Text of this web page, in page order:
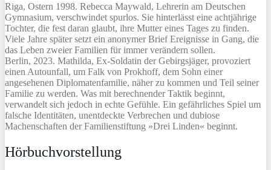
Riga, Ostern 1998. Rebecca Maywald, Lehrerin am Deutschen
Gymnasium, verschwindet spurlos. Sie hinterlässt eine achtjährige
Tochter, die fest daran glaubt, ihre Mutter eines Tages zu finden.
Viele Jahre später setzt ein anonymer Brief Ereignisse in Gang, die
das Leben zweier Familien für immer verändern sollen.
Berlin, 2023. Mathilda, Ex-Soldatin der Gebirgsjäger, provoziert
einen Autounfall, um Falk von Prokhoff, dem Sohn einer
angesehenen Diplomatenfamilie, näher zu kommen und Teil seiner
Familie zu werden. Was mit berechnender Taktik beginnt,
verwandelt sich jedoch in echte Gefühle. Ein gefährliches Spiel um
falsche Identitäten, unentdeckte Verbrechen und dubiose
Machenschaften der Familienstiftung »Drei Linden« beginnt.
Hörbuchvorstellung